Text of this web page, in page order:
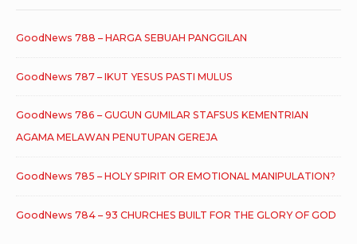
GoodNews 788 – HARGA SEBUAH PANGGILAN
GoodNews 787 – IKUT YESUS PASTI MULUS
GoodNews 786 – GUGUN GUMILAR STAFSUS KEMENTRIAN
AGAMA MELAWAN PENUTUPAN GEREJA
GoodNews 785 – HOLY SPIRIT OR EMOTIONAL MANIPULATION?
GoodNews 784 – 93 CHURCHES BUILT FOR THE GLORY OF GOD